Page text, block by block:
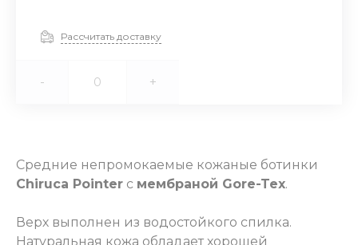
Рассчитать доставку
- +
Средние непромокаемые кожаные ботинки
Chiruca Pointer с мембраной Gore-Tex.
Верх выполнен из водостойкого спилка.
Натуральная кожа обладает хорошей